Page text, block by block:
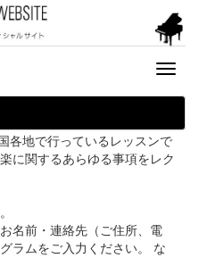
Toggle
各地で行っているレッスンで
に関するあらゆる事項をレク
名前・連絡先（ご住所、電
ラムをご入力ください。 な